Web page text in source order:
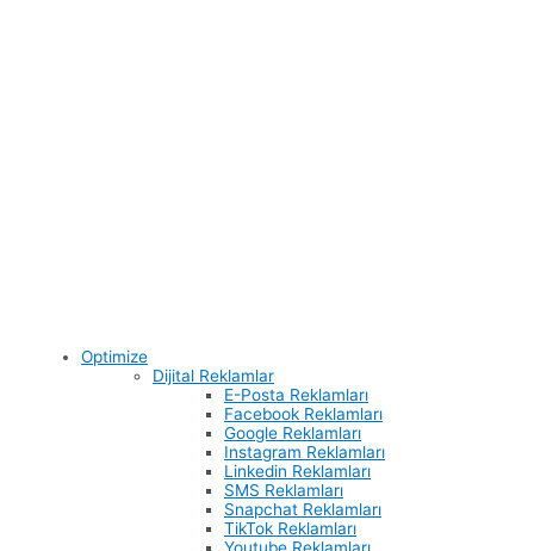
Optimize
Dijital Reklamlar
E-Posta Reklamları
Facebook Reklamları
Google Reklamları
Instagram Reklamları
Linkedin Reklamları
SMS Reklamları
Snapchat Reklamları
TikTok Reklamları
Youtube Reklamları